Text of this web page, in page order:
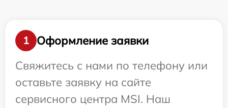
1
Оформление заявки
Свяжитесь с нами по телефону или
оставьте заявку на сайте
сервисного центра MSI. Наш